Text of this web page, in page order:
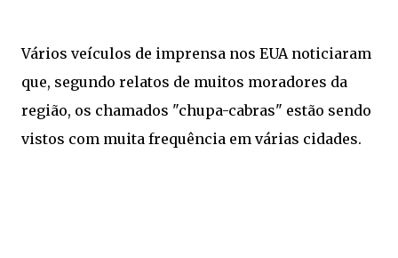
Vários veículos de imprensa nos EUA noticiaram
que, segundo relatos de muitos moradores da
região, os chamados "chupa-cabras" estão sendo
vistos com muita frequência em várias cidades.